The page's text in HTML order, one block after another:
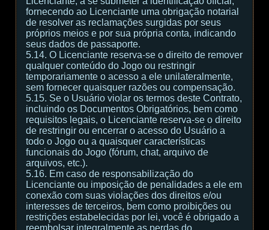
fornecendo ao Licenciante uma obrigação notarial
de resolver as reclamações surgidas por seus
próprios meios e por sua própria conta, indicando
seus dados de passaporte.
5.14. O Licenciante reserva-se o direito de remover
qualquer conteúdo do Jogo ou restringir
temporariamente o acesso a ele unilateralmente,
sem fornecer quaisquer razões ou compensação.
5.15. Se o Usuário violar os termos deste Contrato,
incluindo os Documentos Obrigatórios, bem como
requisitos legais, o Licenciante reserva-se o direito
de restringir ou encerrar o acesso do Usuário a
todo o Jogo ou a quaisquer características
funcionais do Jogo (fórum, chat, arquivo de
arquivos, etc.).
5.16. Em caso de responsabilização do
Licenciante ou imposição de penalidades a ele em
conexão com suas violações dos direitos e/ou
interesses de terceiros, bem como proibições ou
restrições estabelecidas por lei, você é obrigado a
reembolsar integralmente as perdas do